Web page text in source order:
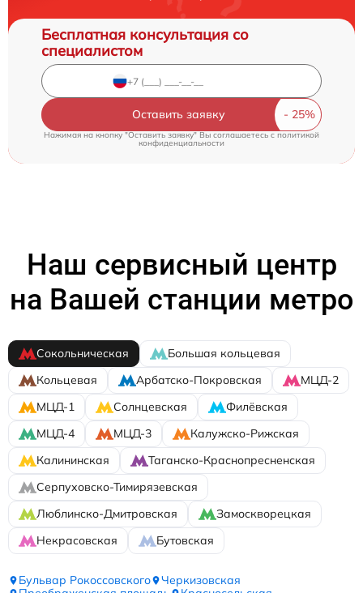
Бесплатная консультация со
специалистом
Оставить заявку
Нажимая на кнопку "Оставить заявку" Вы соглашаетесь c политикой
конфиденциальности
Наш сервисный центр
на Вашей станции метро
Сокольническая
Большая кольцевая
Кольцевая
Арбатско-Покровская
МЦД-2
МЦД-1
Солнцевская
Филёвская
МЦД-4
МЦД-3
Калужско-Рижская
Калининская
Таганско-Краснопресненская
Серпуховско-Тимирязевская
Люблинско-Дмитровская
Замоскворецкая
Некрасовская
Бутовская
Бульвар Рокоссовского
Черкизовская